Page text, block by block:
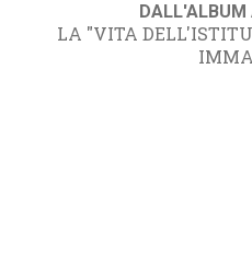
DALL'ALBUM
LA "VITA